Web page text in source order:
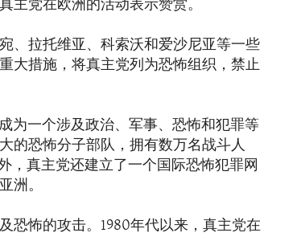
主党在欧洲的活动表示赞赏。
、拉托维亚、科索沃和爱沙尼亚等一些
大措施，将真主党列为恐怖组织，禁止
为一个涉及政治、军事、恐怖和犯罪等
的恐怖分子部队，拥有数万名战斗人
，真主党还建立了一个国际恐怖犯罪网
洲。
恐怖的攻击。1980年代以来，真主党在